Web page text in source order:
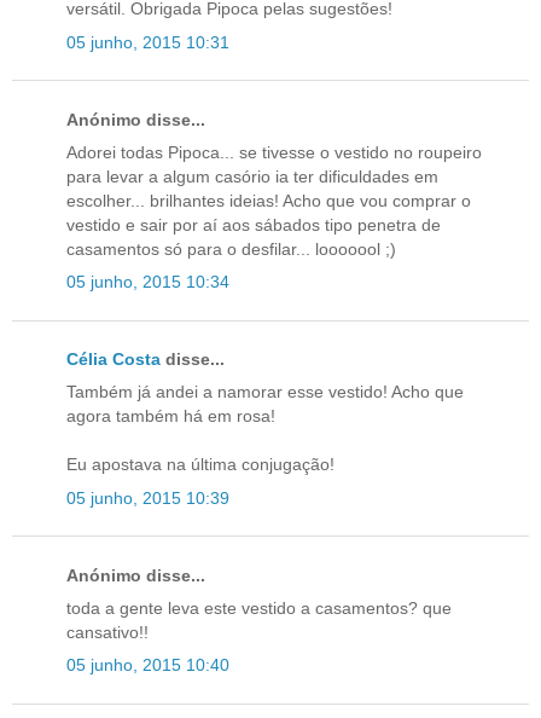
versátil. Obrigada Pipoca pelas sugestões!
05 junho, 2015 10:31
Anónimo disse...
Adorei todas Pipoca... se tivesse o vestido no roupeiro
para levar a algum casório ia ter dificuldades em
escolher... brilhantes ideias! Acho que vou comprar o
vestido e sair por aí aos sábados tipo penetra de
casamentos só para o desfilar... looooool ;)
05 junho, 2015 10:34
Célia Costa disse...
Também já andei a namorar esse vestido! Acho que
agora também há em rosa!
Eu apostava na última conjugação!
05 junho, 2015 10:39
Anónimo disse...
toda a gente leva este vestido a casamentos? que
cansativo!!
05 junho, 2015 10:40